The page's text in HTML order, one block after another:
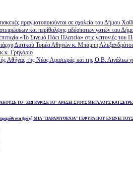
πραγματοποιούνται σε σχολεία του Δήμου
και περίθαλψης αδέσποτων γατών του
«Το Σινεμά Πάει Πλατεία» στις γειτονιές του
Δυτικού Τομέα Αθηνών κ. Μπάμπη
Γρηγόριο
Αθήνας της Νέας Αριστεράς και της Ο.Β. Αιγάλεω
ΤΟ - ΖΩΓΡΑΦΙΣΕ ΤΟ" ΑΡΕΣΕΙ ΣΤΟΥΣ ΜΕΓΑΛΟΥΣ ΚΑΙ
στη βροχή ΜΙΑ "ΠΑΡΑΜΥΘΕΝΙΑ" ΓΕΦΥΡΑ ΠΟΥ ΕΝΩΝΕΙ